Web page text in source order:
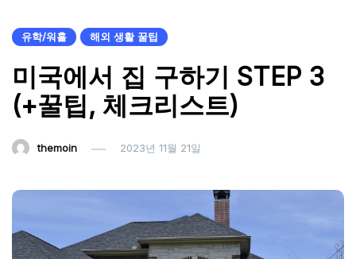
유학/워홀 해외 생활 꿀팁
미국에서 집 구하기 STEP 3
(+꿀팁, 체크리스트)
themoin 2023년 11월 21일